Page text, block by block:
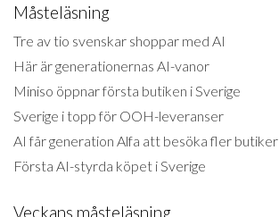
Måsteläsning
Tre av tio svenskar shoppar med AI
Här är generationernas AI-vanor
Miniso öppnar första butiken i Sverige
Sverige i topp för OOH-leveranser
AI får generation Alfa att besöka fler butiker
Första AI-styrda köpet i Sverige
Veckans måsteläsning